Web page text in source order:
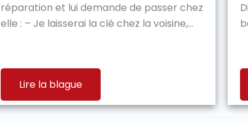
réparation et lui demande de passer chez
elle : – Je laisserai la clé chez la voisine,...
Lire la blague